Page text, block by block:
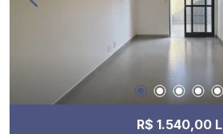
R$ 1.540,00 L